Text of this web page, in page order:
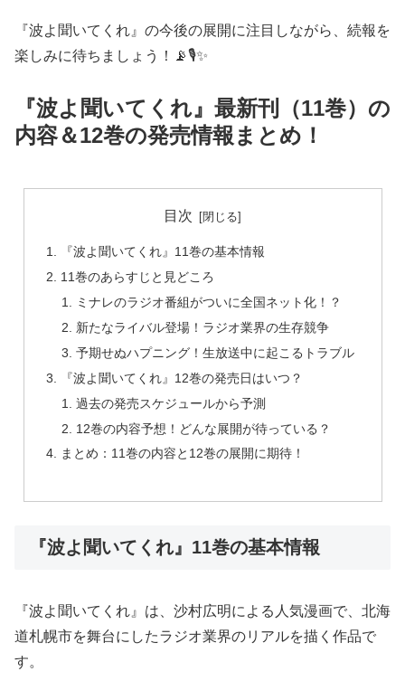
『波よ聞いてくれ』の今後の展開に注目しながら、続報を
楽しみに待ちましょう！📡🎙️✨
『波よ聞いてくれ』最新刊（11巻）の
内容＆12巻の発売情報まとめ！
目次
『波よ聞いてくれ』11巻の基本情報
11巻のあらすじと見どころ
ミナレのラジオ番組がついに全国ネット化！？
新たなライバル登場！ラジオ業界の生存競争
予期せぬハプニング！生放送中に起こるトラブル
『波よ聞いてくれ』12巻の発売日はいつ？
過去の発売スケジュールから予測
12巻の内容予想！どんな展開が待っている？
まとめ：11巻の内容と12巻の展開に期待！
『波よ聞いてくれ』11巻の基本情報
『波よ聞いてくれ』は、沙村広明による人気漫画で、北海
道札幌市を舞台にしたラジオ業界のリアルを描く作品で
す。